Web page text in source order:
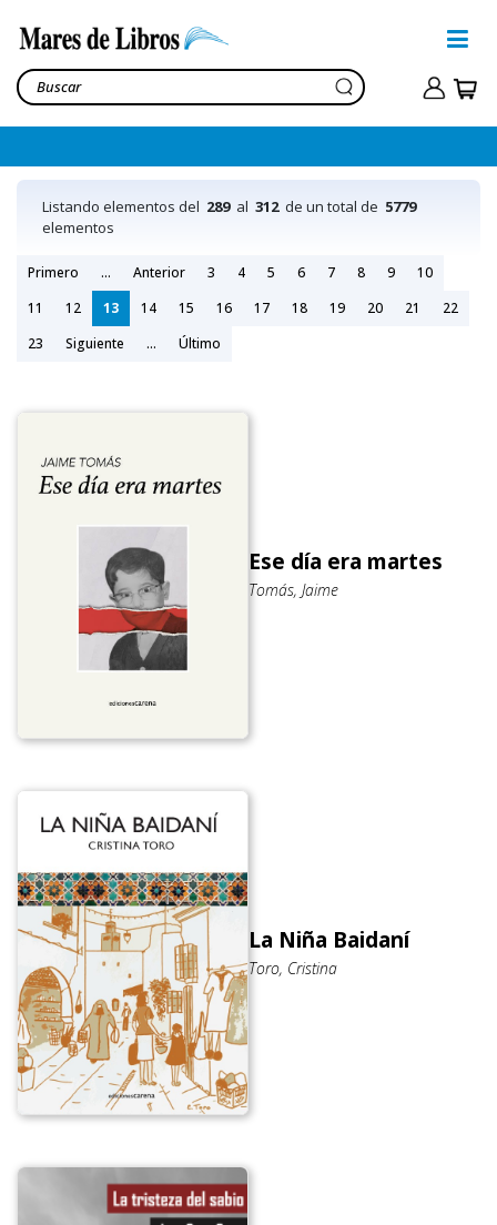
Listando elementos del 289al 312de un total de 5779
elementos
Primero ... Anterior 3 4 5 6 7 8 9
10
11
12 13 14 15 16 17 18 19 20 21
22
23
Siguiente ... Último
Ese día era martes
Tomás, Jaime
La Niña Baidaní
Toro, Cristina